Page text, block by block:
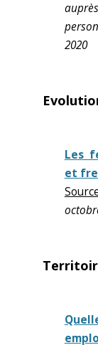
2020
Les
et